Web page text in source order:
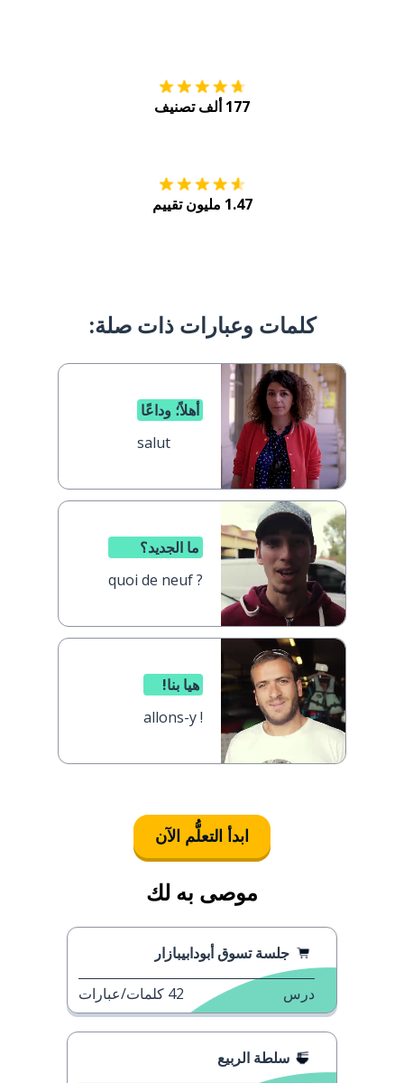
177 ألف تصنيف
1.47 مليون تقييم
كلمات وعبارات ذات صلة:
أهلاً؛ وداعًا
salut
ما الجديد؟
quoi de neuf ?
هيا بنا!
allons-y !
ابدأ التعلُّم الآن
موصى به لك
جلسة تسوق أبودابيبازار
درس 42 كلمات/عبارات
سلطة الربيع